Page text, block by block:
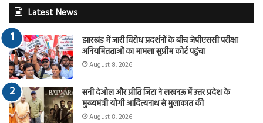
Latest News
झारखंड में जारी विरोध प्रदर्शनों के बीच जेपीएससी परीक्षा
अनियमितताओं का मामला सुप्रीम कोर्ट पहुंचा
August 8, 2026
सनी देओल और प्रीति जिंटा ने लखनऊ में उत्तर प्रदेश के
मुख्यमंत्री योगी आदित्यनाथ से मुलाकात की
August 8, 2026